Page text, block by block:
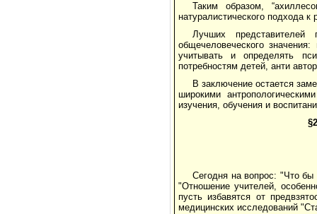
Таким образом,
натуралистического подхода
Лучших
общечеловеческого
учитывать и определять
потребностям детей, анти
В заключение остается
широкими
изучения, обучения и
Сегодня на вопрос: "Что
"Отношение учителей,
пусть избавятся от
медицинских исследований